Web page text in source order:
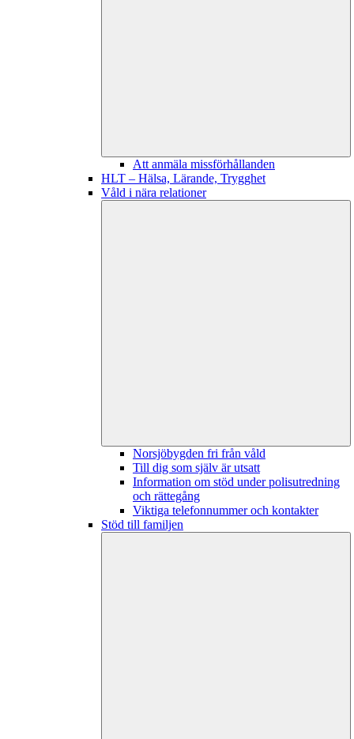
Att anmäla missförhållanden
HLT – Hälsa, Lärande, Trygghet
Våld i nära relationer
Norsjöbygden fri från våld
Till dig som själv är utsatt
Information om stöd under polisutredning
och rättegång
Viktiga telefonnummer och kontakter
Stöd till familjen